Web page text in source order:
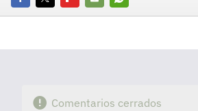
FacebookTwitterFlipboard
E-
Whatsapp
Comentarios cerrados